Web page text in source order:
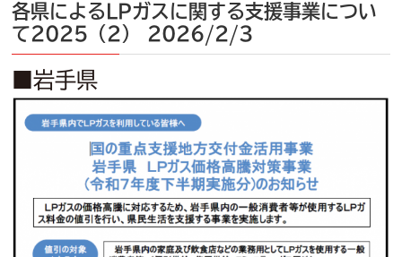
各県によるLPガスに関する支援事業につい
て2025（2）
2026/2/3
■岩手県